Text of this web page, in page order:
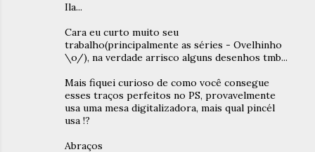
Ila...
Cara eu curto muito seu
trabalho(principalmente as séries - Ovelhinho
\o/), na verdade arrisco alguns desenhos tmb...
Mais fiquei curioso de como você consegue
esses traços perfeitos no PS, provavelmente
usa uma mesa digitalizadora, mais qual pincél
usa !?
Abraços